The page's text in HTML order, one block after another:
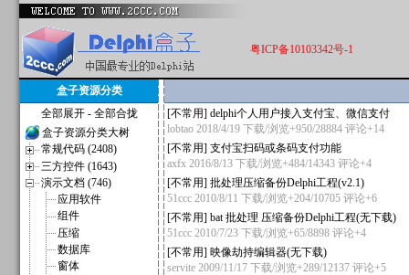
粤ICP备10103342号-1
盒子资源分类
全部展开- 全部合拢
盒子资源分类大树
常规代码 (2408)
三方控件 (1643)
演示文档 (746)
应用软件
组件
压缩
数据库
窗体
[不常用] delphi个人用户接入支付宝、微信支付
lobtao 2018/4/19 下载/浏览+950/28884 评论+14
[不常用] 支付宝扫码或条码支付功能
axfx 2016/8/13 下载/浏览+484/14343 评论+4
[不常用] 批处理压缩备份Delphi工程(v2.1)
51ccc 2010/8/11 下载/浏览+204/10705 评论+6
[不常用] bat 批处理 压缩备份Delphi工程(无下载)
51ccc 2010/7/23 下载/浏览+65/8898 评论+4
[不常用] 映像劫持编辑器(无下载)
servite 2009/11/17 下载/浏览+289/12137 评论+5